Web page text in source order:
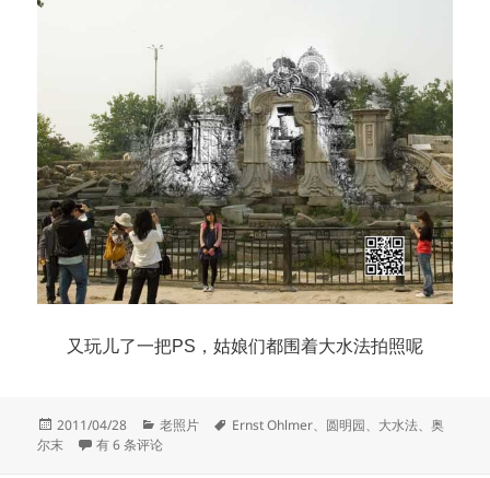
又玩儿了一把PS，姑娘们都围着大水法拍照呢
发
布
2011/04/28
分
类
老照片
标
Ernst Ohlmer、 圆明园、 大水法、奥
尔末
重现大水法
有 6 条评论